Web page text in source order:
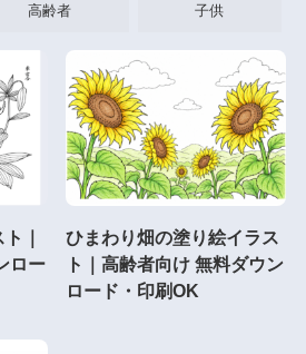
高齢者 子供
｜
ロー
ひまわり畑の塗り絵イラス
ト｜高齢者向け 無料ダウン
ロード・印刷OK